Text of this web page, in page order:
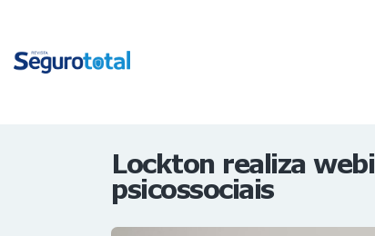
Lockton realiza
psicossociais